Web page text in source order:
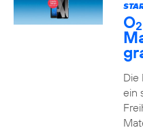
O2
Die
ein